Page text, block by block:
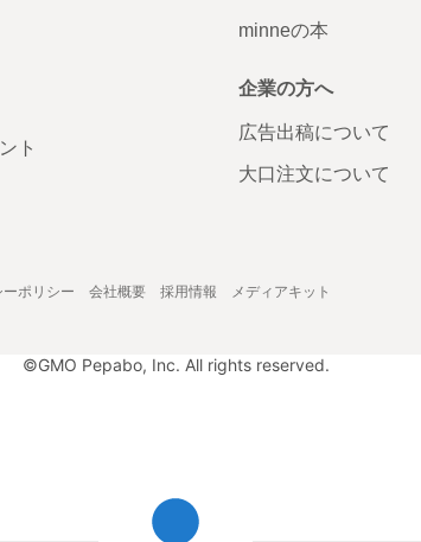
ト
minneの本
企業の方へ
広告出稿について
大口注文について
ポリシー 会社概要 採用情報 メディアキット
©GMO Pepabo, Inc. All rights reserved.